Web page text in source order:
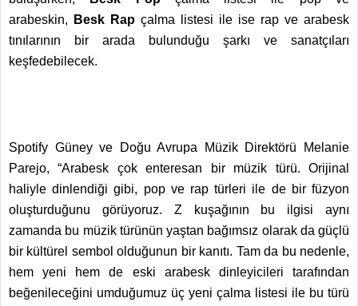
arabeskin,
Besk Rap çalma listesi ile ise rap ve arabesk
tınılarının bir arada bulunduğu şarkı ve sanatçıları
keşfedebilecek.
Spotify Güney ve Doğu Avrupa Müzik Direktörü Melanie
Parejo,“Arabesk çok enteresan bir müzik türü. Orijinal
haliyle dinlendiği gibi, pop ve rap türleri ile de bir füzyon
oluşturduğunu görüyoruz. Z kuşağının bu ilgisi aynı
zamanda bu müzik türünün yaştan bağımsız olarak da güçlü
bir kültürel sembol olduğunun bir kanıtı. Tam da bu nedenle,
hem yeni hem de eski arabesk dinleyicileri tarafından
beğenileceğini umduğumuz üç yeni çalma listesi ile bu türü